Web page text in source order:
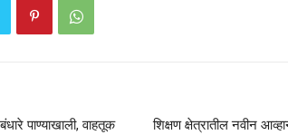
पाण्याखाली, वाहतूक
शिक्षण क्षेत्रातील नवीन